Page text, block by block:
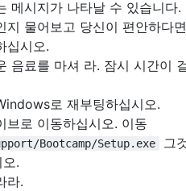
메시지가 나타날 수 있습니다.
지 물어보고 당신이 편안하다
십시오.
음료를 마셔 라. 잠시 시간이
로 재부팅하십시오.
브로 이동하십시오. 이동
Bootcamp/Setup.exe
그
.
라.